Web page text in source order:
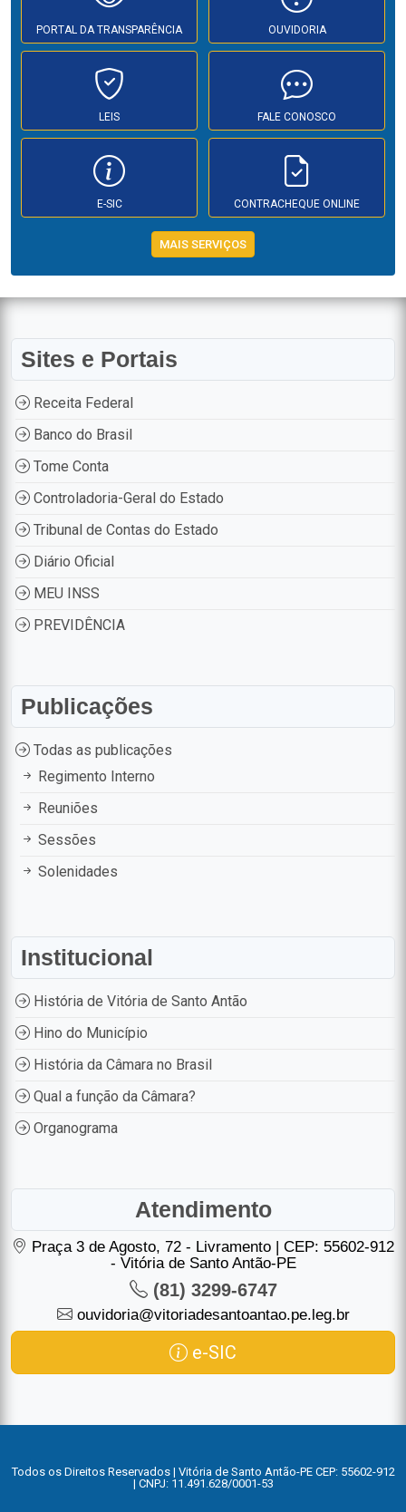
PORTAL DA TRANSPARÊNCIA OUVIDORIA
LEIS FALE CONOSCO
E-SIC CONTRACHEQUE ONLINE
MAIS SERVIÇOS
Sites e Portais
Receita Federal
Banco do Brasil
Tome Conta
Controladoria-Geral do Estado
Tribunal de Contas do Estado
Diário Oficial
MEU INSS
PREVIDÊNCIA
Publicações
Todas as publicações
Regimento Interno
Reuniões
Sessões
Solenidades
Institucional
História de Vitória de Santo Antão
Hino do Município
História da Câmara no Brasil
Qual a função da Câmara?
Organograma
Atendimento
Praça 3 de Agosto, 72 - Livramento | CEP: 55602-912
- Vitória de Santo Antão-PE
(81) 3299-6747
ouvidoria@vitoriadesantoantao.pe.leg.br
e-SIC
Todos os Direitos Reservados | Vitória de Santo Antão-PE CEP: 55602-912
| CNPJ: 11.491.628/0001-53